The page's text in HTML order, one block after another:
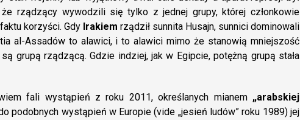
rządzący wywodzili się tylko z jednej grupy, której członkowie
korzyści. Gdy Irakiem rządził sunnita Husajn, sunnici dominowali
al-Assadów to alawici, i to alawici mimo że stanowią mniejszość
grupą rządzącą. Gdzie indziej, jak w Egipcie, potężną grupą stała
fali wystąpień z roku 2011, określanych mianem „arabskiej
podobnych wystąpień w Europie (vide „jesień ludów” roku 1989) jej